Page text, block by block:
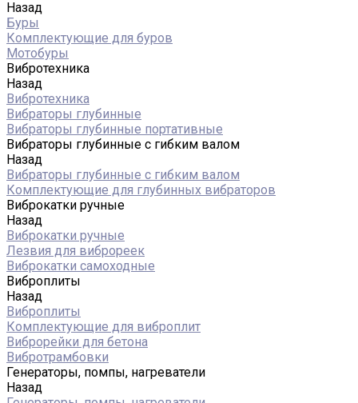
Назад
Буры
Комплектующие для буров
Мотобуры
Вибротехника
Назад
Вибротехника
Вибраторы глубинные
Вибраторы глубинные портативные
Вибраторы глубинные с гибким валом
Назад
Вибраторы глубинные с гибким валом
Комплектующие для глубинных вибраторов
Виброкатки ручные
Назад
Виброкатки ручные
Лезвия для виброреек
Виброкатки самоходные
Виброплиты
Назад
Виброплиты
Комплектующие для виброплит
Виброрейки для бетона
Вибротрамбовки
Генераторы, помпы, нагреватели
Назад